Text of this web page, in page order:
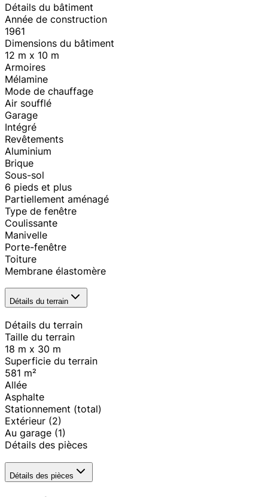
Détails du bâtiment
Année de construction
1961
Dimensions du bâtiment
12 m x 10 m
Armoires
Mélamine
Mode de chauffage
Air soufflé
Garage
Intégré
Revêtements
Aluminium
Brique
Sous-sol
6 pieds et plus
Partiellement aménagé
Type de fenêtre
Coulissante
Manivelle
Porte-fenêtre
Toiture
Membrane élastomère
Détails du terrain
Détails du terrain
Taille du terrain
18 m x 30 m
Superficie du terrain
581 m²
Allée
Asphalte
Stationnement (total)
Extérieur (2)
Au garage (1)
Détails des pièces
Détails des pièces